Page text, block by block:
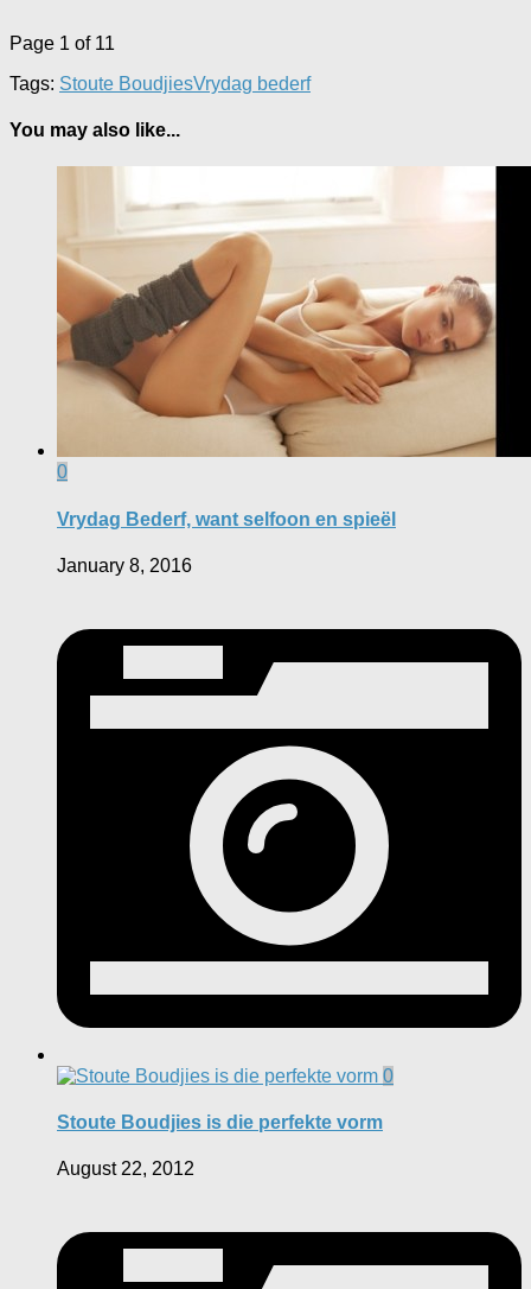
Page 1 of 11
Tags: Stoute BoudjiesVrydag bederf
You may also like...
0
Vrydag Bederf, want selfoon en spieël
January 8, 2016
0
Stoute Boudjies is die perfekte vorm
August 22, 2012